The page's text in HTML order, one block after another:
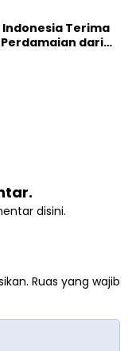
Muslim
di Inggris
Indonesia Terima
Perdamaian dari
disini.
Ruas yang wajib